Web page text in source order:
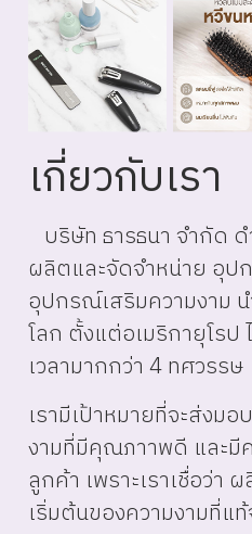
เกี่ยวกับเรา
บริษัท ธารธนา จำกัด
ผลิตและจัดจำหน่าย อุ
อุปกรณ์เสริมความงาม
โลก ตั้งแต่อเมริกายุโรป
เวลามากกว่า 4 ทศวรรษ
เรามีเป้าหมายที่จะส่งม
งามที่มีคุณภาาพดี และมี
ลูกค้า เพราะเราเชื่อว่า
เริ่มต้นของความงามที่แ